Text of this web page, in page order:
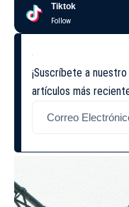
Tiktok
Follow
¡Suscríbete a
artículos más